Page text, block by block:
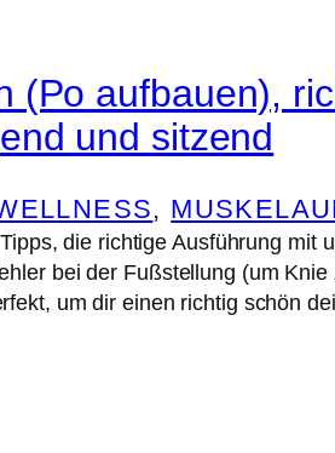
(Po aufbauen),
und sitzend
,
die richtige Ausführung mit
bei der Fußstellung (um
um dir einen richtig schön